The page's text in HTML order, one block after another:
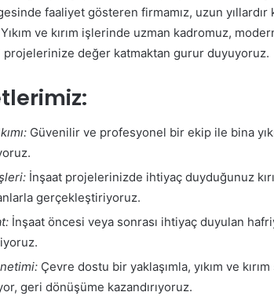
faaliyet gösteren firmamız, uzun
ve kırım işlerinde uzman kadromuz,
projelerinize değer katmaktan gurur duyuyoruz.
Güvenilir ve profesyonel bir ekip ile bina
İnşaat projelerinizde ihtiyaç duyduğunuz
gerçekleştiriyoruz.
İnşaat öncesi veya sonrası ihtiyaç duyulan
Çevre dostu bir yaklaşımla, yıkım ve
geri dönüşüme kazandırıyoruz.